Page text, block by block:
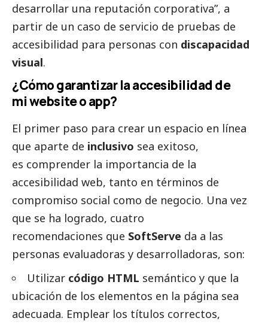
desarrollar una reputación corporativa”, a
partir de un caso de servicio de pruebas de
accesibilidad para personas con discapacidad
visual.
¿Cómo garantizar la accesibilidad de
mi website o app?
El primer paso para crear un espacio en línea
que aparte de inclusivo sea exitoso,
es comprender la importancia de la
accesibilidad web, tanto en términos de
compromiso social como de negocio. Una vez
que se ha logrado, cuatro
recomendaciones que SoftServe da a las
personas evaluadoras y desarrolladoras, son:
Utilizar código HTML semántico y que la
ubicación de los elementos en la página sea
adecuada. Emplear los títulos correctos,